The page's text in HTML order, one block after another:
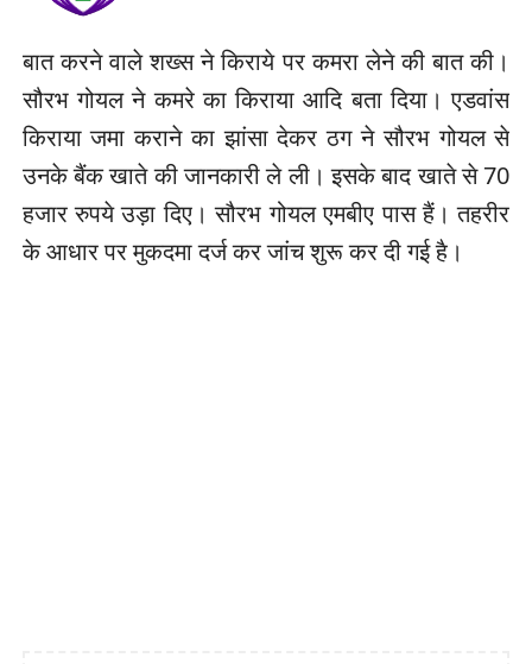
बात करने वाले शख्स ने किराये पर कमरा लेने की बात की।
सौरभ गोयल ने कमरे का किराया आदि बता दिया। एडवांस
किराया जमा कराने का झांसा देकर ठग ने सौरभ गोयल से
उनके बैंक खाते की जानकारी ले ली। इसके बाद खाते से 70
हजार रुपये उड़ा दिए। सौरभ गोयल एमबीए पास हैं। तहरीर
के आधार पर मुकदमा दर्ज कर जांच शुरू कर दी गई है।